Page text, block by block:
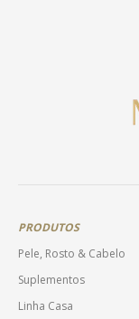
PRODUTOS
Pele, Rosto & Cabelo
Suplementos
Linha Casa